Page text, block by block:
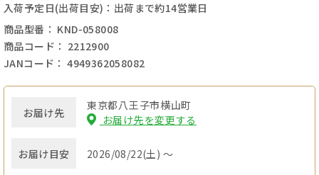
入荷予定日(出荷目安)：出荷まで約14営業日
商品型番： KND-058008
商品コード： 2212900
JANコード： 4949362058082
お届け先
東京都八王子市横山町
お届け先を変更する
お届け目安 2026/08/22(土) ～